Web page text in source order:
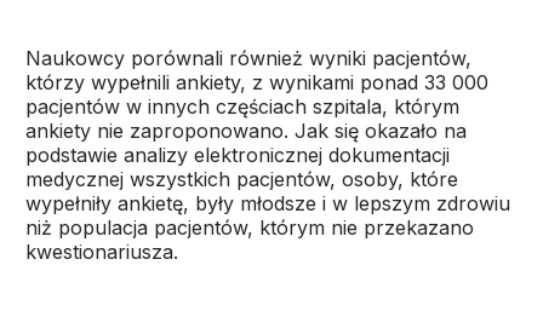
Naukowcy porównali również wyniki pacjentów,
którzy wypełnili ankiety, z wynikami ponad 33 000
pacjentów w innych częściach szpitala, którym
ankiety nie zaproponowano. Jak się okazało na
podstawie analizy elektronicznej dokumentacji
medycznej wszystkich pacjentów, osoby, które
wypełniły ankietę, były młodsze i w lepszym zdrowiu
niż populacja pacjentów, którym nie przekazano
kwestionariusza.